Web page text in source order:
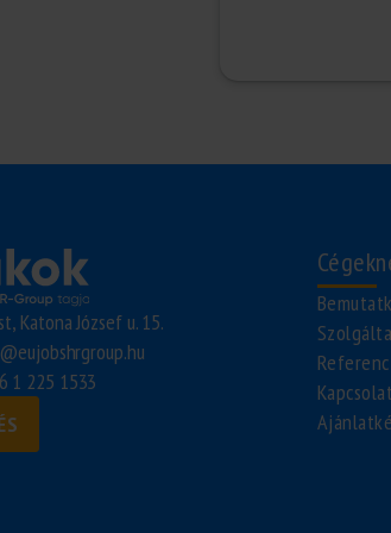
Katona József u. 15.
1 225 1533
Kapcsolat